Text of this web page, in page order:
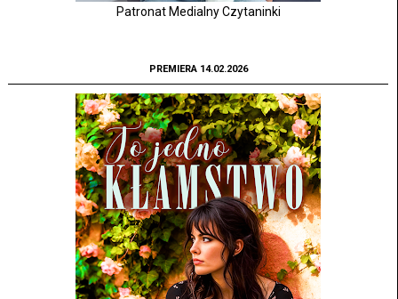
Patronat Medialny Czytaninki
PREMIERA 14.02.2026